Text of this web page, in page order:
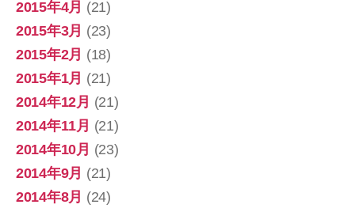
2015年4月 (21)
2015年3月 (23)
2015年2月 (18)
2015年1月 (21)
2014年12月 (21)
2014年11月 (21)
2014年10月 (23)
2014年9月 (21)
2014年8月 (24)